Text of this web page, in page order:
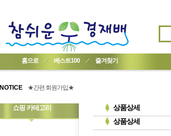
홈으로 베스트100 즐겨찾기
NOTICE
★기업회원가입 방법..
★간편 회원가입★
쇼핑 카테고리
상품상세
상품상세